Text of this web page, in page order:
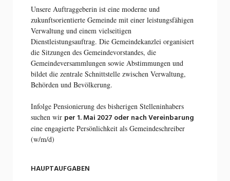
Sicherheit, Rettung, Polizei, Zoll
Verkauf, Handel, Kundenberatung,
Aussendienst
Unsere Auftraggeberin ist eine moderne und
zukunftsorientierte Gemeinde mit einer leistungsfähigen
Verwaltung und einem vielseitigen
Dienstleistungsauftrag. Die Gemeindekanzlei organisiert
die Sitzungen des Gemeindevorstandes, die
Gemeindeversammlungen sowie Abstimmungen und
bildet die zentrale Schnittstelle zwischen Verwaltung,
Behörden und Bevölkerung.
Infolge Pensionierung des bisherigen Stelleninhabers
suchen wir per 1. Mai 2027 oder nach Vereinbarung
eine engagierte Persönlichkeit als Gemeindeschreiber
(w/m/d)
HAUPTAUFGABEN